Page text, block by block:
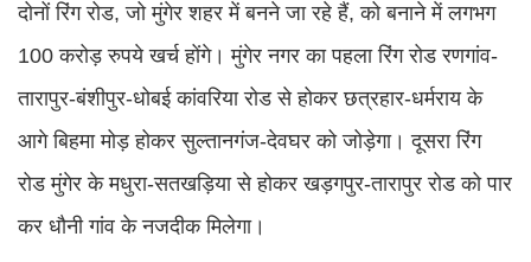
दोनों रिंग रोड, जो मुंगेर शहर में बनने जा रहे हैं, को बनाने में लगभग
100 करोड़ रुपये खर्च होंगे। मुंगेर नगर का पहला रिंग रोड रणगांव-
तारापुर-बंशीपुर-धोबई कांवरिया रोड से होकर छत्रहार-धर्मराय के
आगे बिहमा मोड़ होकर सुल्तानगंज-देवघर को जोड़ेगा। दूसरा रिंग
रोड मुंगेर के मधुरा-सतखड़िया से होकर खड़गपुर-तारापुर रोड को पार
कर धौनी गांव के नजदीक मिलेगा।